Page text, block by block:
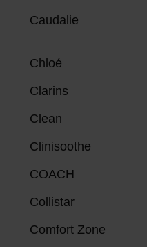
Caudalie
Chloé
Clarins
Clean
Clinisoothe
COACH
Collistar
Comfort Zone